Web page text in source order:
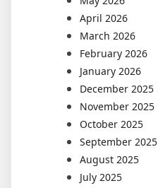
April 2026
March 2026
February 2026
January 2026
December 2025
November 2025
October 2025
September 2025
August 2025
July 2025